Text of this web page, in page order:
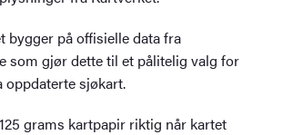
bygger på offisielle data fra
som gjør dette til et pålitelig valg for
oppdaterte sjøkart.
grams kartpapir riktig når kartet